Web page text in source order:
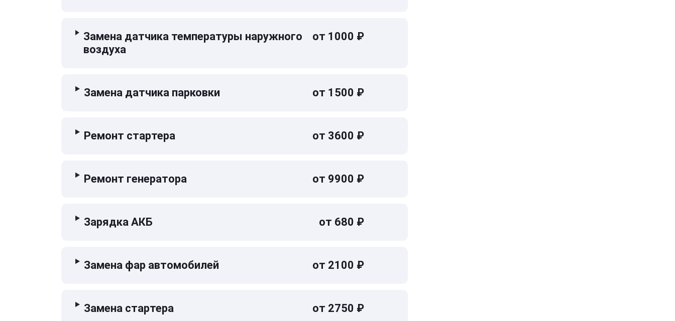
Замена датчика температуры наружного
воздуха
от 1000 ₽
Замена датчика парковки от 1500 ₽
Ремонт стартера от 3600 ₽
Ремонт генератора от 9900 ₽
Зарядка АКБ от 680 ₽
Замена фар автомобилей от 2100 ₽
Замена стартера от 2750 ₽